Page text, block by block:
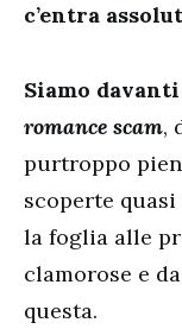
c’entra
Siamo
romance scam,
purtroppo
scoperte
la foglia alle
clamorose e
questa.